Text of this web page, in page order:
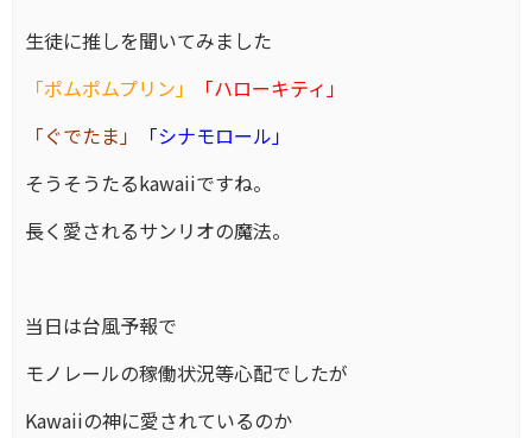
生徒に推しを聞いてみました
「ポムポムプリン」
「ハローキティ」
「ぐでたま」
「シナモロール」
そうそうたるkawaiiですね。
長く愛されるサンリオの魔法。
当日は台風予報で
モノレールの稼働状況等心配でしたが
Kawaiiの神に愛されているのか